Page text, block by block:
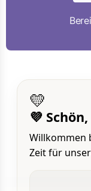
💛
💜
Willkommen
Zeit für